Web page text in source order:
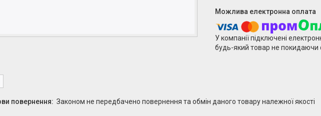
У компанії підключені
будь-який товар не покидаючи
Законом не передбачено повернення та обмін даного товару належної якості